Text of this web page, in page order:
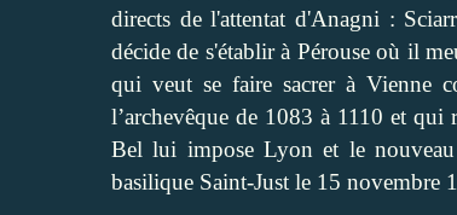
directs de l'attentat d'Anagni :
décide de s'établir à Pérouse où il
qui veut se faire sacrer à Vienne
l’archevêque de 1083 à 1110 et
Bel lui impose Lyon et le nouveau
basilique Saint-Just le 15 novembre